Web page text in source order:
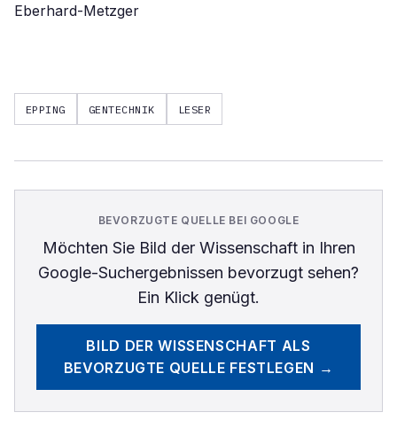
Eberhard-Metzger
EPPING GENTECHNIK LESER
BEVORZUGTE QUELLE BEI GOOGLE
Möchten Sie Bild der Wissenschaftin Ihren
Google-Suchergebnissen bevorzugt sehen?
Ein Klick genügt.
BILD DER WISSENSCHAFT ALS
BEVORZUGTE QUELLE FESTLEGEN →